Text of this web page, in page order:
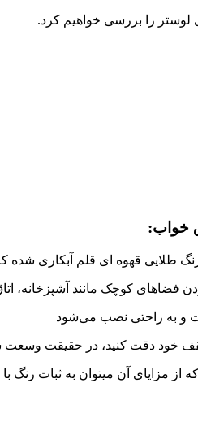
لوستر را بررسی خواهیم کرد.
خواب:
طلایی قهوه ای قلم آبکاری شده
کوچک مانند آشپزخانه،
و به راحتی نصب می‌شود
خود دقت کنید، در حقیقت وسعت
از مزایای آن میتوان به ثبات رنگ